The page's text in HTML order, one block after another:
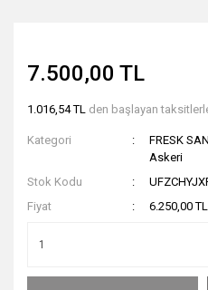
7.500,00 TL
1.016,54 TL den başlayan
Kategori
FRESK
Askeri
Stok Kodu
Fiyat
6.250,00